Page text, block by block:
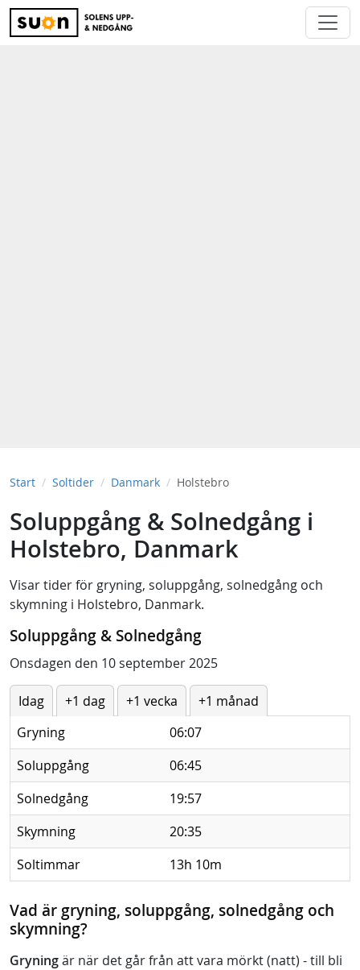
Start Soltider Danmark Holstebro
Soluppgång & Solnedgång i
Holstebro, Danmark
Visar tider för gryning, soluppgång, solnedgång och
skymning i Holstebro, Danmark.
Soluppgång & Solnedgång
Onsdagen den 10 september 2025
Idag +1 dag +1 vecka
+1 månad
Gryning
06:07
Soluppgång
06:45
Solnedgång
19:57
Skymning
20:35
Soltimmar
13h 10m
Vad är gryning, soluppgång, solnedgång och
skymning?
Gryningär när det går från att vara mörkt (natt) - till bli